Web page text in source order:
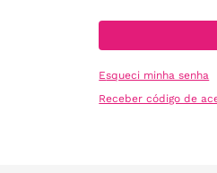
Esqueci minha senha
Receber código de